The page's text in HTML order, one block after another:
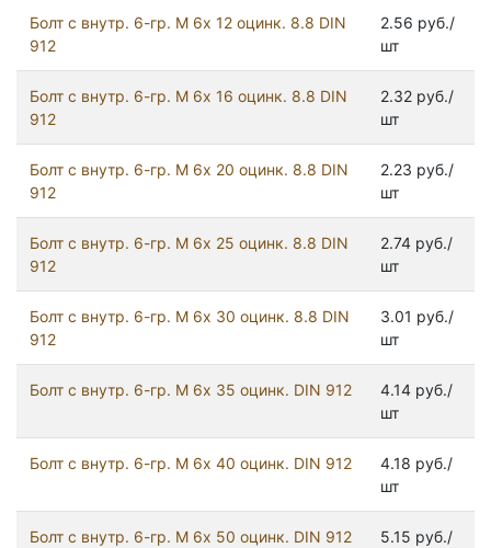
Болт с внутр. 6-гр. М 6х 12 оцинк. 8.8 DIN
912
2.56 руб./
шт
Болт с внутр. 6-гр. М 6х 16 оцинк. 8.8 DIN
912
2.32 руб./
шт
Болт с внутр. 6-гр. М 6х 20 оцинк. 8.8 DIN
912
2.23 руб./
шт
Болт с внутр. 6-гр. М 6х 25 оцинк. 8.8 DIN
912
2.74 руб./
шт
Болт с внутр. 6-гр. М 6х 30 оцинк. 8.8 DIN
912
3.01 руб./
шт
Болт с внутр. 6-гр. М 6х 35 оцинк. DIN 912
4.14 руб./
шт
Болт с внутр. 6-гр. М 6х 40 оцинк. DIN 912
4.18 руб./
шт
Болт с внутр. 6-гр. М 6х 50 оцинк. DIN 912
5.15 руб./